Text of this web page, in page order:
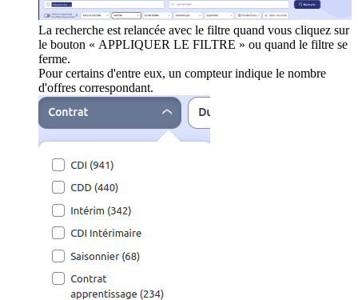
La recherche est relancée avec le filtre quand vous cliquez sur
le bouton « APPLIQUER LE FILTRE » ou quand le filtre se
ferme.
Pour certains d'entre eux, un compteur indique le nombre
d'offres correspondant.